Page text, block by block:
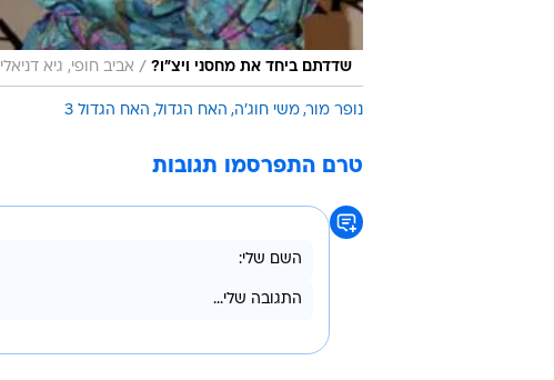
שדדתם ביחד את מחסני ויצ"ו? / אביב חופי, גיא דניאלי
נופר מור משי חוג'ה האח הגדול האח הגדול 3
טרם התפרסמו תגובות